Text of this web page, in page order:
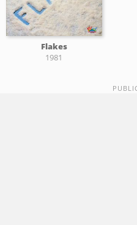
Flakes
1981